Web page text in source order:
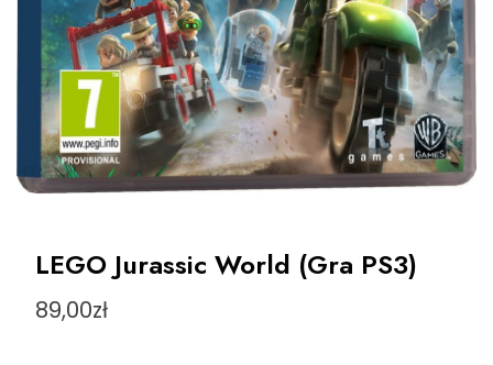
LEGO Jurassic World (Gra PS3)
89,00zł